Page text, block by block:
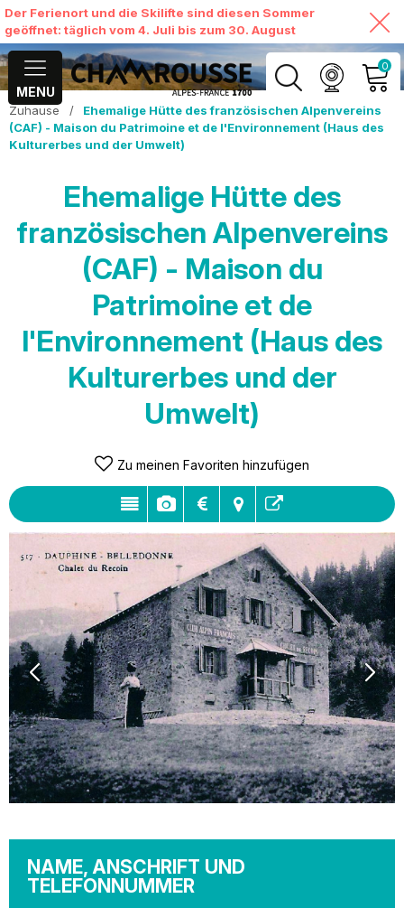
Der Ferienort und die Skilifte sind diesen Sommer
geöffnet: täglich vom 4. Juli bis zum 30. August
MENU
0
MEIN KONTO
Zuhause /
Ehemalige Hütte des französischen Alpenvereins
(CAF) - Maison du Patrimoine et de l'Environnement (Haus des
Kulturerbes und der Umwelt)
Ehemalige Hütte des
französischen Alpenvereins
(CAF) - Maison du
Patrimoine et de
l'Environnement (Haus des
Kulturerbes und der
Umwelt)
Zu meinen Favoriten hinzufügen
NAME, ANSCHRIFT UND
TELEFONNUMMER